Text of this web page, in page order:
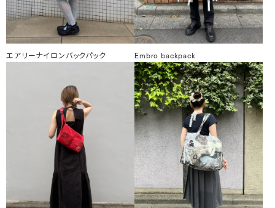
エアリーナイロンバックパック Embro backpack